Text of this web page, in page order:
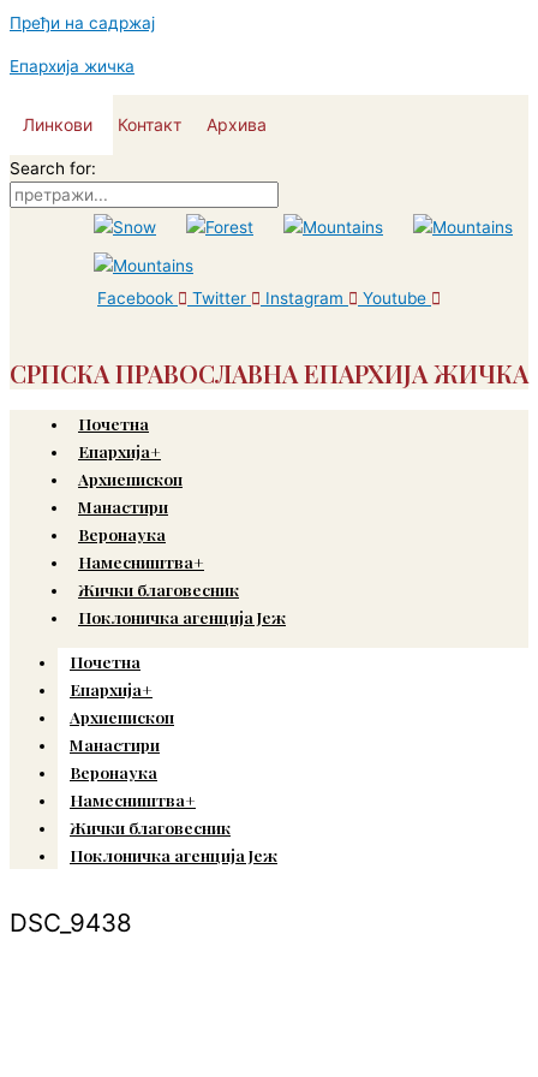
Пређи на садржај
Епархија жичка
Линкови Контакт Архива
Search for:
Facebook Twitter Instagram Youtube
СРПСКА ПРАВОСЛАВНА ЕПАРХИЈА ЖИЧКА
Почетна
Епархија+
Архиепископ
Манастири
Веронаука
Намесништва+
Жички благовесник
Поклоничка агенција Јеж
Почетна
Епархија+
Архиепископ
Манастири
Веронаука
Намесништва+
Жички благовесник
Поклоничка агенција Јеж
DSC_9438